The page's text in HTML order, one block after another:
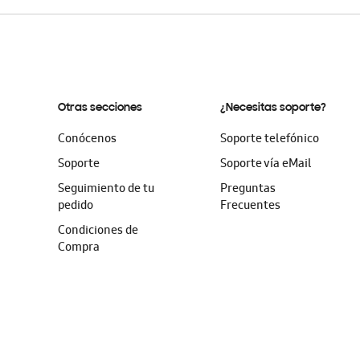
Otras secciones
Conócenos
Soporte
Seguimiento de tu
pedido
Condiciones de
Compra
¿Necesitas soporte?
Soporte telefónico
Soporte vía eMail
Preguntas
Frecuentes